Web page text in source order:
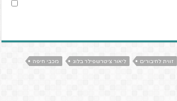
זווית לחיבורים ליאור ציטרשפילר בלוג
מכבי חיפה